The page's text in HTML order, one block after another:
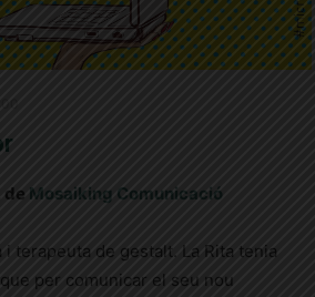
de Mosaiking Comunicació
i terapeuta de gestalt. La Rita tenia
per comunicar el seu nou